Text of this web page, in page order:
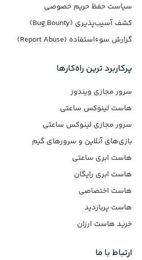
سیاست حفظ حریم خصوصی
کشف آسیب‌پذیری (Bug Bounty)
گزارش سوءاستفاده (Report Abuse)
پرکاربرد ترین راه‌کارها
سرور مجازی ویندوز
هاست لینوکس ساعتی
سرور مجازی لینوکس ساعتی
بازی‌های آنلاین و سرورهای گیم
هاست ابری ساعتی
هاست ابری رایگان
هاست اختصاصی
هاست پربازدید
خرید هاست ارزان
ارتباط با ما